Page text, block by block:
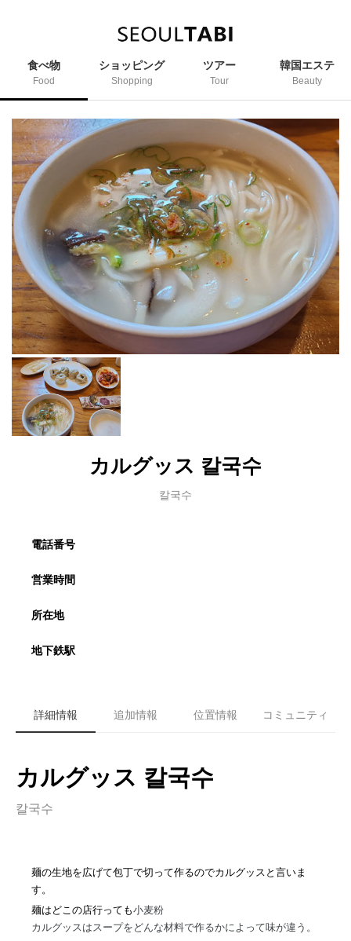
食べ物
Food
ショッピング
Shopping
ツアー
Tour
韓国エステ
Beauty
カルグッス 칼국수
칼국수
電話番号
営業時間
所在地
地下鉄駅
詳細情報 追加情報 位置情報 コミュニティ
カルグッス 칼국수
칼국수
麺の生地を広げて包丁で切って作るのでカルグッスと言いま
す。
麺はどこの店行っても小麦粉
カルグッスはスープをどんな材料で作るかによって味が違う。